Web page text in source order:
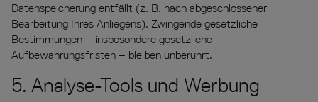
Datenspeicherung entfällt (z. B. nach abgeschlossener
Bearbeitung Ihres Anliegens). Zwingende gesetzliche
Bestimmungen – insbesondere gesetzliche
Aufbewahrungsfristen – bleiben unberührt.
5. Analyse-Tools und Werbung